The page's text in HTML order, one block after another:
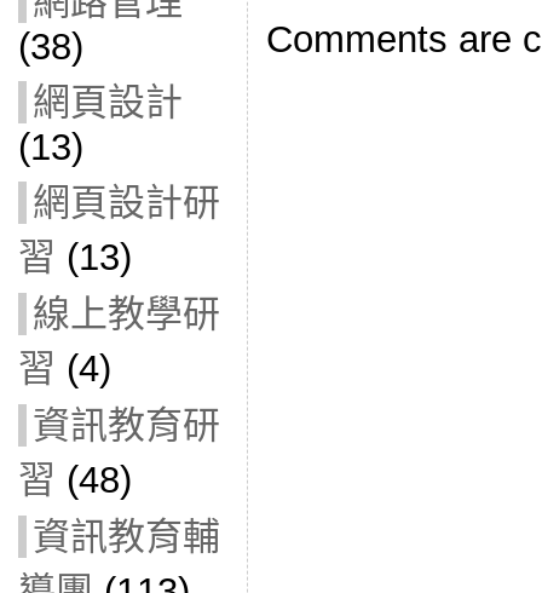
(38)
網頁設計
(13)
網頁設計研
習 (13)
線上教學研
習 (4)
資訊教育研
習 (48)
資訊教育輔
Comments are